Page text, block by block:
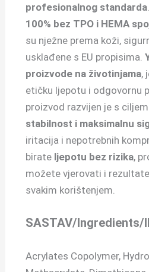
profesionalnog standarda
100% bez TPO i HEMA
su nježne prema koži,
usklađene s EU propisima.
proizvode na životinjama,
etičku ljepotu i odgovornu
proizvod razvijen je s
stabilnost i maksimalnu
iritacija i nepotrebnih
birate ljepotu bez rizika,
možete vjerovati i
svakim korištenjem.
SASTAV/Ingredients/
Acrylates Copolymer,